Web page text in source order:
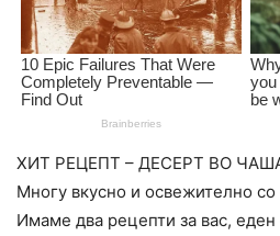
ХИТ РЕЦЕПТ – ДЕСЕРТ ВО
Многу вкусно и освежително со
Имаме два рецепти за вас,